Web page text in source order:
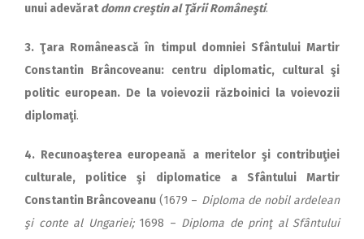
unui adevăratdomn creştin al Ţării Româneşti.
3. Ţara Românească în timpul domniei Sfântului Martir
Con­stan­tin Brâncoveanu: centru diplomatic, cultural şi
politic european. De la voievozii răz­boi­nici la voievozii
diplomaţi.
4. Recunoaşterea europeană a meritelor şi contribuţiei
cultu­rale, politice şi diplomatice a Sfân­tului Martir
Constantin Brâncoveanu (1679 – Diploma de nobil ardelean
şi conte al Un­ga­riei; 1698 – Diploma de prinţ al Sfân­tului